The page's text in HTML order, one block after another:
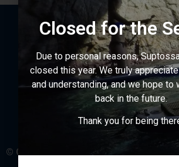
© Copyright SUPTossa 2026
Closed for the
Due to personal reasons,
closed this year. We truly
and understanding, and we hope to
back in the future.
Thank you for being